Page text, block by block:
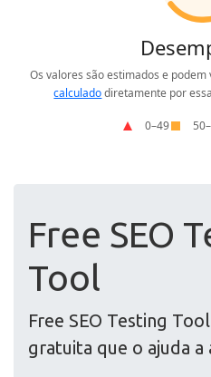
Free SEO
Tool
Free SEO Testing
gratuita que o ajuda a